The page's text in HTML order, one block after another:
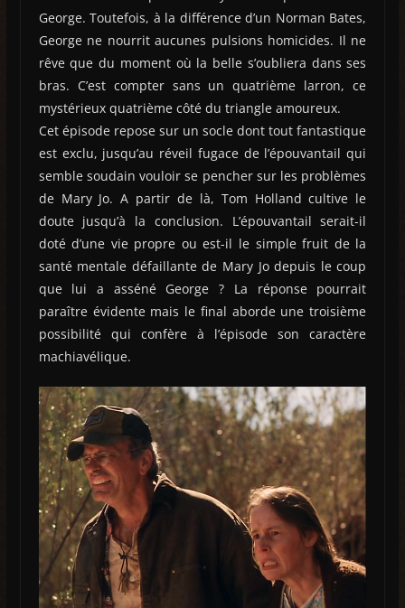
George. Toutefois, à la différence d’un Norman Bates,
George ne nourrit aucunes pulsions homicides. Il ne
rêve que du moment où la belle s’oubliera dans ses
bras. C’est compter sans un quatrième larron, ce
mystérieux quatrième côté du triangle amoureux.
Cet épisode repose sur un socle dont tout fantastique
est exclu, jusqu’au réveil fugace de l’épouvantail qui
semble soudain vouloir se pencher sur les problèmes
de Mary Jo. A partir de là, Tom Holland cultive le
doute jusqu’à la conclusion. L’épouvantail serait-il
doté d’une vie propre ou est-il le simple fruit de la
santé mentale défaillante de Mary Jo depuis le coup
que lui a asséné George ? La réponse pourrait
paraître évidente mais le final aborde une troisième
possibilité qui confère à l’épisode son caractère
machiavélique.